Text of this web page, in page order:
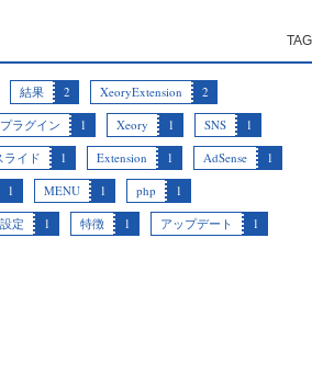
結果 2 XeoryExtension
2
プラグイン 1 Xeory 1 SNS
1
イド
1 Extension 1 AdSense
1
1 MENU 1 php
1
定 1 特徴 1 アップデート
1